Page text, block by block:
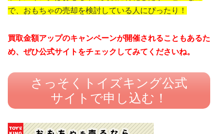
で、おもちゃの売却を検討している人にぴったり！
買取金額アップのキャンペーンが開催されることもあるた
め、ぜひ公式サイトをチェックしてみてくださいね。
さっそくトイズキング公式
サイトで申し込む！